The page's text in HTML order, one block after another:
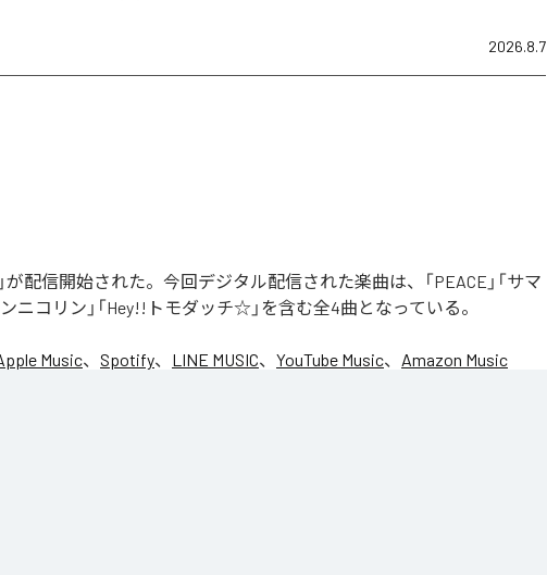
2026.8.7
が配信開始された。今回デジタル配信された楽曲は、「PEACE」「サマ
ニコリン」「Hey!!トモダッチ☆」を含む全4曲となっている。
Music、 Spotify、 LINE MUSIC、 YouTube Music、 Amazon Music